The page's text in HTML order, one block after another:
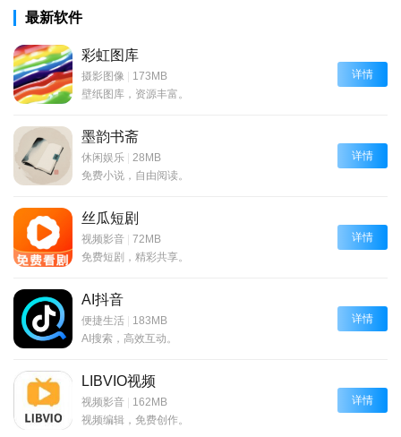
最新软件
彩虹图库
摄影图像 | 173MB
壁纸图库，资源丰富。
详情
墨韵书斋
休闲娱乐 | 28MB
免费小说，自由阅读。
详情
丝瓜短剧
视频影音 | 72MB
免费短剧，精彩共享。
详情
AI抖音
便捷生活 | 183MB
AI搜索，高效互动。
详情
LIBVIO视频
视频影音 | 162MB
视频编辑，免费创作。
详情